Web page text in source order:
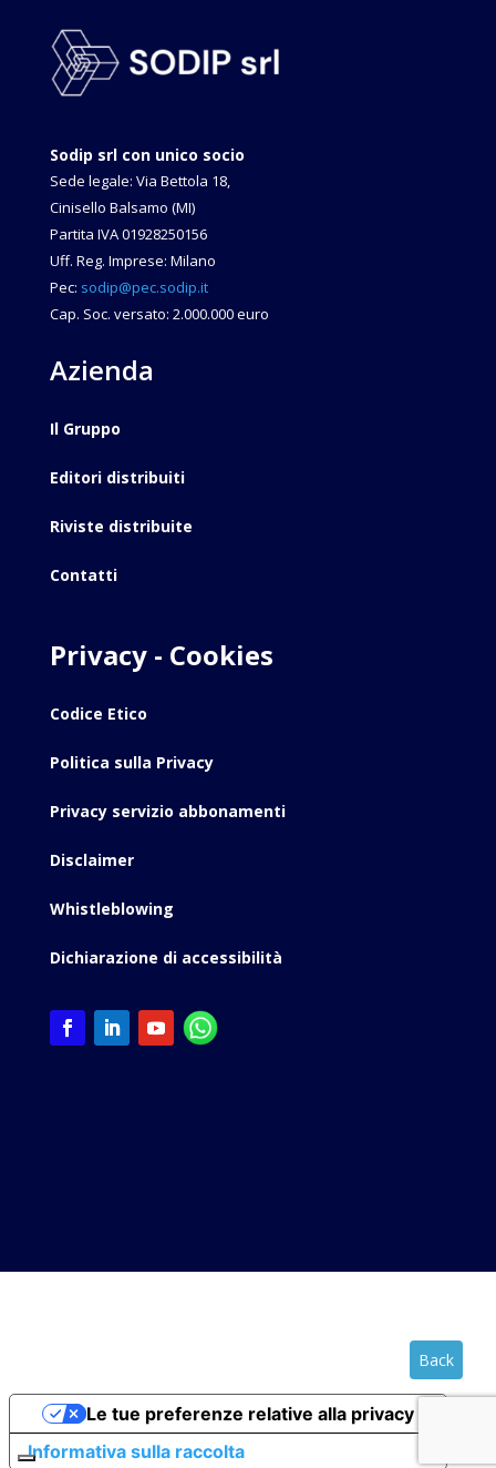
Sodip srl con unico socio
Sede legale: Via Bettola 18,
Cinisello Balsamo (MI)
Partita IVA 01928250156
Uff. Reg. Imprese: Milano
Pec: sodip@pec.sodip.it
Cap. Soc. versato: 2.000.000 euro
Azienda
Il Gruppo
Editori distribuiti
Riviste distribuite
Contatti
Privacy - Cookies
Codice Etico
Politica sulla Privacy
Privacy servizio abbonamenti
Disclaimer
Whistleblowing
Dichiarazione di accessibilità
Back
Informativa sulla raccolta
Le tue preferenze relative alla privacy